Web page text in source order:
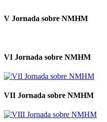
V Jornada sobre NMHM
VI Jornada sobre NMHM
VII Jornada sobre NMHM